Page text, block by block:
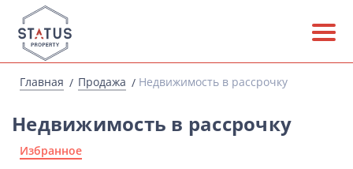
Главная Продажа Недвижимость в рассрочку
Недвижимость в рассрочку
Избранное